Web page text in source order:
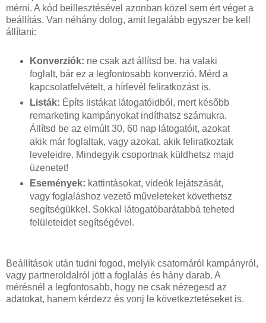
mérni. A kód beillesztésével azonban közel sem ért véget a
beállítás. Van néhány dolog, amit legalább egyszer be kell
állítani:
Konverziók: ne csak azt állítsd be, ha valaki
foglalt, bár ez a legfontosabb konverzió. Mérd a
kapcsolatfelvételt, a hírlevél feliratkozást is.
Listák: Építs listákat látogatóidból, mert később
remarketing kampányokat indíthatsz számukra.
Állítsd be az elmúlt 30, 60 nap látogatóit, azokat
akik már foglaltak, vagy azokat, akik feliratkoztak
leveleidre. Mindegyik csoportnak küldhetsz majd
üzenetet!
Események: kattintásokat, videók lejátszását,
vagy foglaláshoz vezető műveleteket követhetsz
segítségükkel. Sokkal látogatóbarátabbá teheted
felületeidet segítségével.
Beállítások után tudni fogod, melyik csatornáról kampányról,
vagy partneroldalról jött a foglalás és hány darab. A
mérésnél a legfontosabb, hogy ne csak nézegesd az
adatokat, hanem kérdezz és vonj le következtetéseket is.